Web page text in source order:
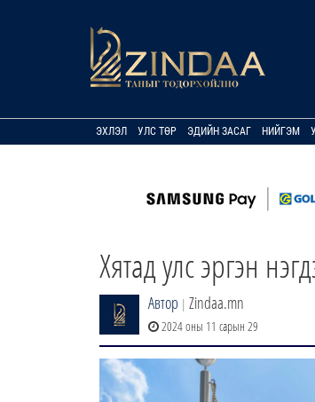
ЭХЛЭЛ УЛС ТӨР ЭДИЙН ЗАСАГ НИЙГЭМ
Хятад улс эргэн
Автор | Zindaa.mn
2024 оны 11 сарын 29